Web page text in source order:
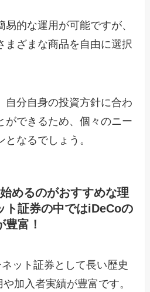
的な運用が可能ですが、
まざまな商品を自由に選択
自分自身の投資方針に合わ
ができるため、個々のニー
なるでしょう。
めるのがおすすめな理
証券の中ではiDeCoの
富！
ット証券として長い歴史
加入者実績が豊富です。